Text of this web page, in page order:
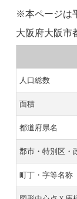
※本ページは
大阪府大阪市
人口総数
面積
都道府県名
郡市・特別区・
町丁・字等名称